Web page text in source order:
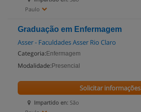
Paulo
Graduação em Enfermagem
Asser - Faculdades Asser Rio Claro
Categoria: Enfermagem
Modalidade: Presencial
Impartido en: São
Solicitar informações